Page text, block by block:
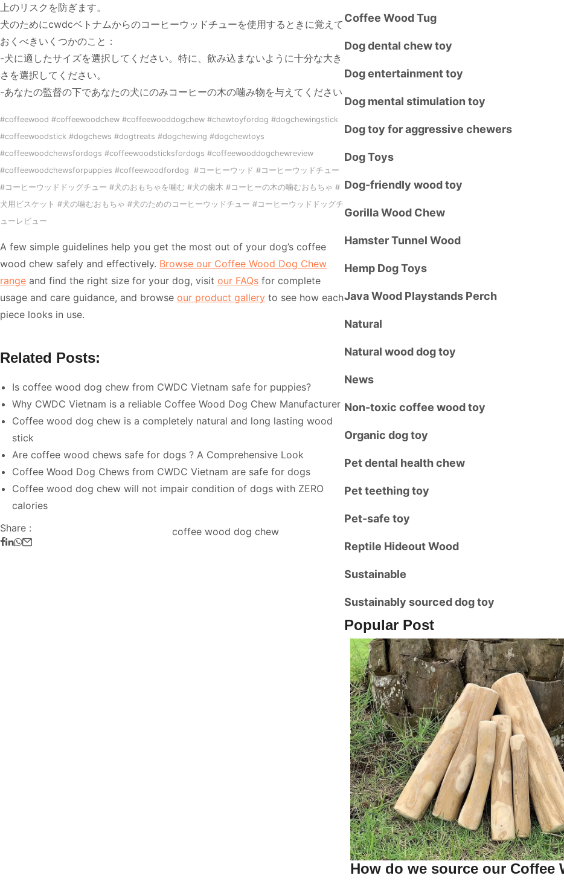
上のリスクを防ぎます。
犬のためにcwdcベトナムからのコーヒーウッドチューを使用するときに覚えて
おくべきいくつかのこと：
-犬に適したサイズを選択してください。特に、飲み込まないように十分な大き
さを選択してください。
-あなたの監督の下であなたの犬にのみコーヒーの木の噛み物を与えてください
#coffeewood #coffeewoodchew #coffeewooddogchew #chewtoyfordog #dogchewingstick
#coffeewoodstick #dogchews #dogtreats #dogchewing #dogchewtoys
#coffeewoodchewsfordogs #coffeewoodsticksfordogs #coffeewooddogchewreview
#coffeewoodchewsforpuppies #coffeewoodfordog #コーヒーウッド #コーヒーウッドチュー
#コーヒーウッドドッグチュー #犬のおもちゃを噛む #犬の歯木 #コーヒーの木の噛むおもちゃ #
犬用ビスケット #犬の噛むおもちゃ #犬のためのコーヒーウッドチュー #コーヒーウッドドッグチ
ューレビュー
A few simple guidelines help you get the most out of your dog’s coffee
wood chew safely and effectively. Browse our Coffee Wood Dog Chew
range and find the right size for your dog, visit our FAQs for complete
usage and care guidance, and browse our product gallery to see how each
piece looks in use.
Related Posts:
Is coffee wood dog chew from CWDC Vietnam safe for puppies?
Why CWDC Vietnam is a reliable Coffee Wood Dog Chew Manufacturer
Coffee wood dog chew is a completely natural and long lasting wood
stick
Are coffee wood chews safe for dogs ? A Comprehensive Look
Coffee Wood Dog Chews from CWDC Vietnam are safe for dogs
Coffee wood dog chew will not impair condition of dogs with ZERO
calories
Share :
coffee wood dog chew
Coffee Wood Tug
Dog dental chew toy
Dog entertainment toy
Dog mental stimulation toy
Dog toy for aggressive chewers
Dog Toys
Dog-friendly wood toy
Gorilla Wood Chew
Hamster Tunnel Wood
Hemp Dog Toys
Java Wood Playstands Perch
Natural
Natural wood dog toy
News
Non-toxic coffee wood toy
Organic dog toy
Pet dental health chew
Pet teething toy
Pet-safe toy
Reptile Hideout Wood
Sustainable
Sustainably sourced dog toy
Popular Post
How do we source our Coffee